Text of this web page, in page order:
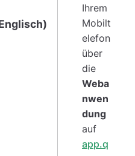
Ihrem
Mobilt
elefon
über
die
Weba
nwen
dung
auf
app.q